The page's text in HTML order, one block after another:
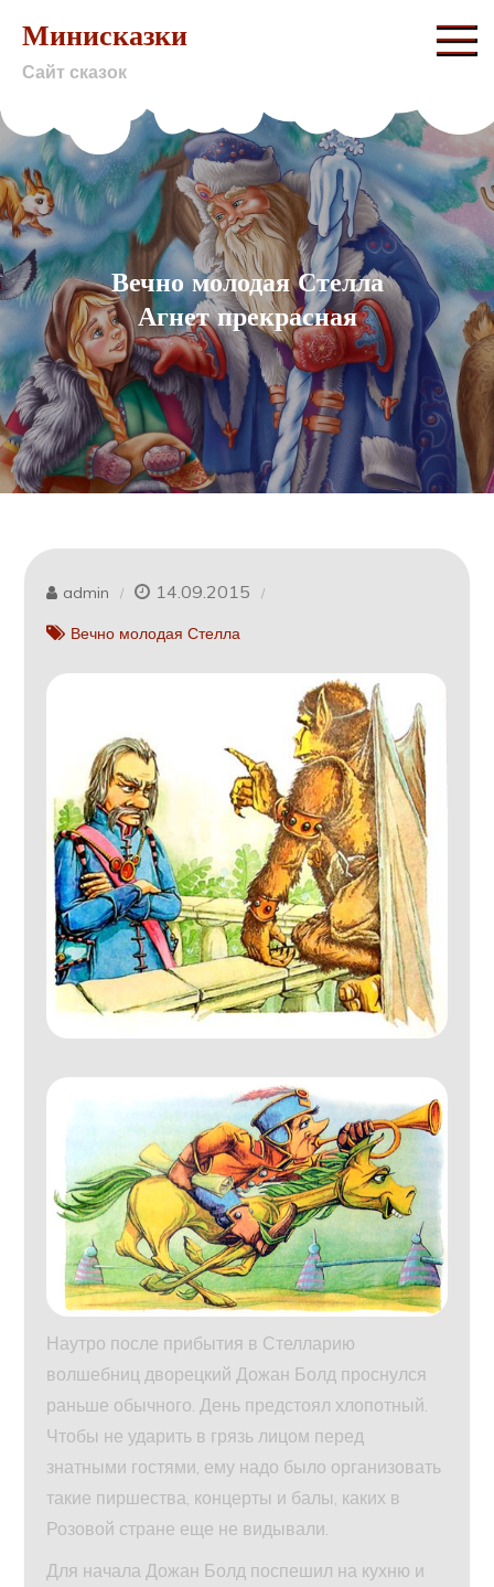
content
Минисказки
Сайт сказок
Вечно молодая Стелла
Агнет прекрасная
admin 14.09.2015
Вечно молодая Стелла
Наутро после прибытия в Стелларию
волшебниц дворецкий Дожан Болд проснулся
раньше обычного. День предстоял хлопотный.
Чтобы не ударить в грязь лицом перед
знатными гостями, ему надо было организовать
такие пиршества, концерты и балы, каких в
Розовой стране еще не видывали.
Для начала Дожан Болд поспешил на кухню и